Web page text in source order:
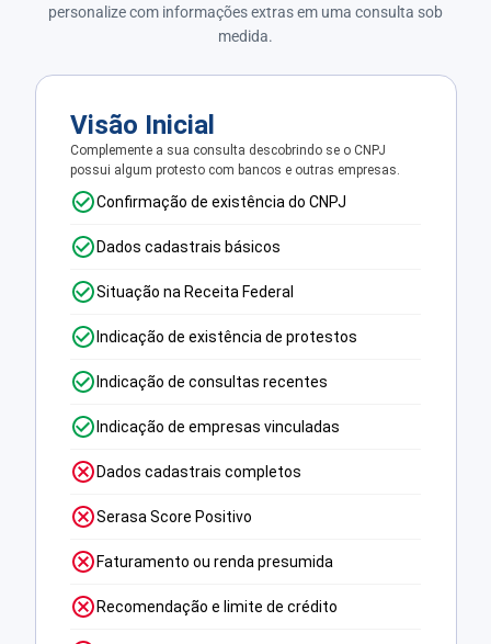
personalize com informações extras em uma consulta sob
medida.
Visão Inicial
Complemente a sua consulta descobrindo se o CNPJ
possui algum protesto com bancos e outras empresas.
Confirmação de existência do CNPJ
Dados cadastrais básicos
Situação na Receita Federal
Indicação de existência de protestos
Indicação de consultas recentes
Indicação de empresas vinculadas
Dados cadastrais completos
Serasa Score Positivo
Faturamento ou renda presumida
Recomendação e limite de crédito